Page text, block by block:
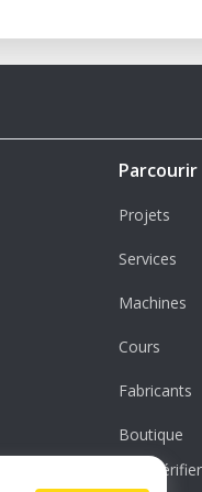
Parcourir
Projets
Services
Machines
Cours
Fabricants
Boutique